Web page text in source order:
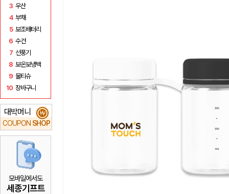
3 우산
4 부채
5 보조배터리
6 수건
7 선풍기
8 보온보냉백
9 물티슈
10 장바구니
대박머니
COUPON SHOP
₩
모바일에서도
세종기프트